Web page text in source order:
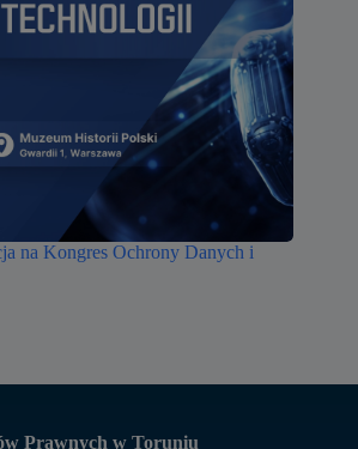
na Kongres Ochrony Danych i
Prawnych w Toruniu